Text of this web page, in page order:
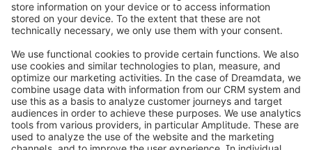
Richiedi una dimostrazione Contattaci